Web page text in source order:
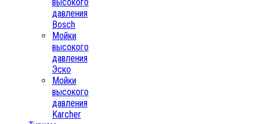
давления
Bosch
Мойки
высокого
давления
Эско
Мойки
высокого
давления
Karcher